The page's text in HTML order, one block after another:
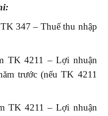
347 – Thuế thu nhập
TK 4211 – Lợi nhuận
trước (nếu TK 4211
TK 4211 – Lợi nhuận